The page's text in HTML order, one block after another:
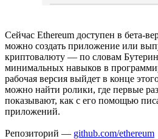
Сейчас Ethereum доступен в бета-
можно создать приложение или
криптовалюту — по словам
минимальных навыков в
рабочая версия выйдет в конце
можно найти ролики, где первые
показывают, как с его помощью
приложений.
Репозиторий — github.com/ethereum